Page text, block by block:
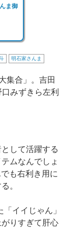
ま御
明石家さんま
集合」。吉田
みずきら左利
して活躍する
ムなんでしょ
も右利き用に
。
イイじゃん」
りすぎて肝心